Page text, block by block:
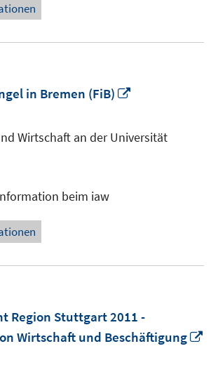
in Bremen (FiB)
öffnen
Wirtschaft an der Universität
beim iaw
Region Stuttgart 2011 -
Wirtschaft und Beschäftigung